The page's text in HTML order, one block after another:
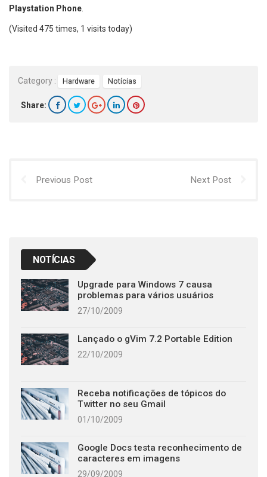
Playstation Phone
(Visited 475 times, 1 visits today)
Category : Hardware Notícias
Share:
Previous Post Next Post
NOTÍCIAS
Upgrade para Windows 7 causa
problemas para vários usuários
27/10/2009
Lançado o gVim 7.2 Portable Edition
22/10/2009
Receba notificações de tópicos do
Twitter no seu Gmail
01/10/2009
Google Docs testa reconhecimento de
caracteres em imagens
29/09/2009